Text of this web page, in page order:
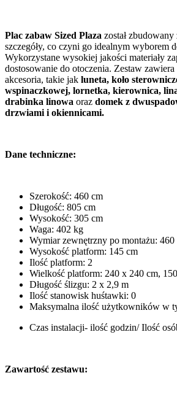
Plac zabaw Sized Plaza został
szczegóły, co czyni go idealnym wyborem
Wykorzystane wysokiej jakości materiały
dostosowanie do otoczenia. Zestaw
akcesoria, takie jak luneta, koło
wspinaczkowej, lornetka, kierownica,
drabinka linowa oraz domek z
drzwiami i okiennicami.
Dane techniczne:
Szerokość: 460 cm
Długość: 805 cm
Wysokość: 305 cm
Waga: 402 kg
Wymiar zewnętrzny po montażu:
Wysokość platform: 145 cm
Ilość platform: 2
Wielkość platform: 240 x 240 cm,
Długość ślizgu: 2 x 2,9 m
Ilość stanowisk huśtawki: 0
Maksymalna ilość użytkowników w
Czas instalacji- ilość godzin/ Ilość
Zawartość zestawu: